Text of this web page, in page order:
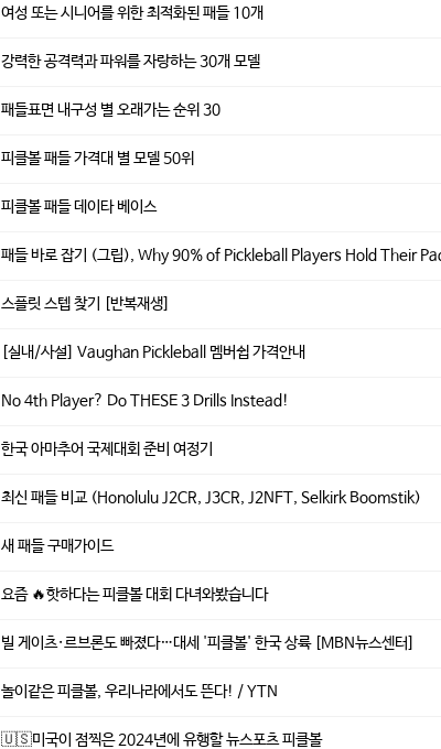
여성 또는 시니어를 위한 최적화된 패들 10개
강력한 공격력과 파워를 자랑하는 30개 모델
패들표면 내구성 별 오래가는 순위 30
피클볼 패들 가격대 별 모델 50위
피클볼 패들 데이타 베이스
패들 바로 잡기 (그립), Why 90% of Pickleball Players Hold Their
스플릿 스텝 찾기 [반복재생]
[실내/사설] Vaughan Pickleball 멤버쉽 가격안내
No 4th Player? Do THESE 3 Drills Instead!
한국 아마추어 국제대회 준비 여정기
최신 패들 비교 (Honolulu J2CR, J3CR, J2NFT, Selkirk Boomstik)
새 패들 구매가이드
요즘 🔥핫하다는 피클볼 대회 다녀와봤습니다
빌 게이츠·르브론도 빠졌다…대세 '피클볼' 한국 상륙 [MBN뉴스센터]
놀이같은 피클볼, 우리나라에서도 뜬다! / YTN
🇺🇸미국이 점찍은 2024년에 유행할 뉴스포츠 피클볼